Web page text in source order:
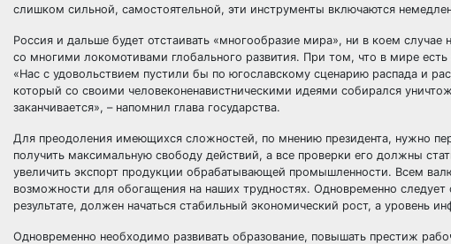
слишком сильной, самостоятельной, эти инструменты включаются
Россия и дальше будет отстаивать «многообразие мира», ни в коем
со многими локомотивами глобального развития. При том, что в мире
«Нас с удовольствием пустили бы по югославскому сценарию распада и
который со своими человеконенавистническими идеями собирался
заканчивается», – напомнил глава государства.
Для преодоления имеющихся сложностей, по мнению президента, нужно
получить максимальную свободу действий, а все проверки его должны
увеличить экспорт продукции обрабатывающей промышленности. Всем
возможности для обогащения на наших трудностях. Одновременно
результате, должен начаться стабильный экономический рост, а уровень
Одновременно необходимо развивать образование, повышать престиж